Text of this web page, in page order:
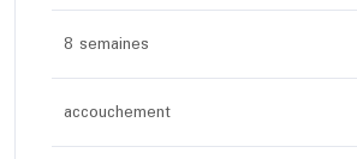
8 semaines
accouchement